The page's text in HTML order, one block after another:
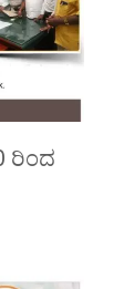
ರಿಂದ